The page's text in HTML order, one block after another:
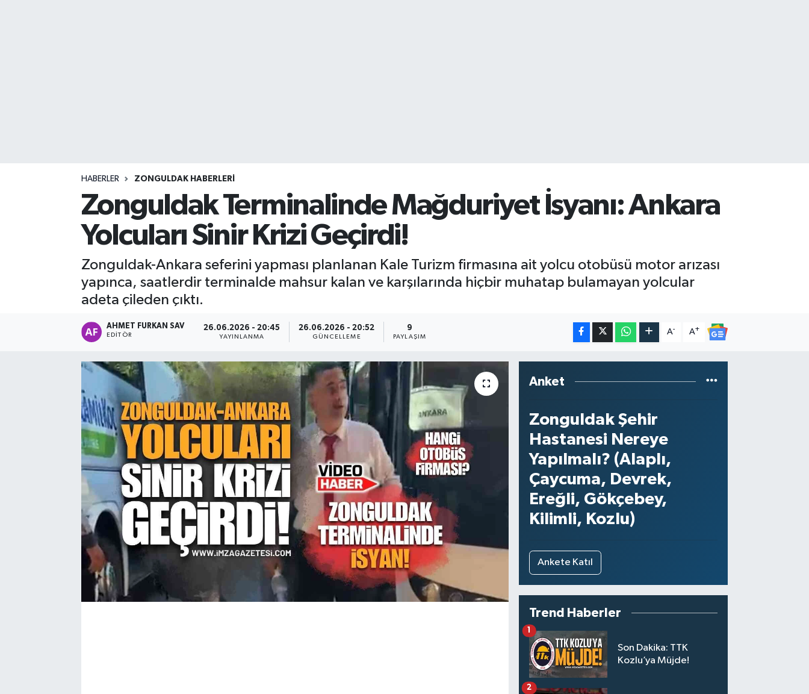
HABERLER ZONGULDAK HABERLERI
Zonguldak Terminalinde Mağduriyet İsyanı: Ankara
Yolcuları Sinir Krizi Geçirdi!
Zonguldak-Ankara seferini yapması planlanan Kale Turizm firmasına ait yolcu otobüsü motor arızası
yapınca, saatlerdir terminalde mahsur kalan ve karşılarında hiçbir muhatap bulamayan yolcular
adeta çileden çıktı.
AHMET FURKAN SAV
EDITÖR
26.06.2026 - 20:45
YAYINLANMA
26.06.2026 - 20:52
GÜNCELLEME
9
PAYLAŞIM
A- A+
Anket
Zonguldak Şehir
Hastanesi Nereye
Yapılmalı? (Alaplı,
Çaycuma, Devrek,
Ereğli, Gökçebey,
Kilimli, Kozlu)
Ankete Katıl
Trend Haberler
Son Dakika: TTK
Kozlu’ya Müjde!
1
2
KASTAMONU